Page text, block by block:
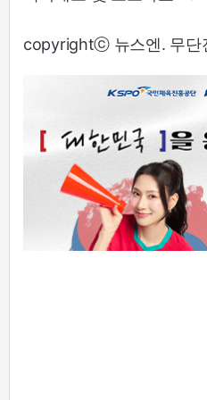
copyrightⓒ 뉴스엔. 무단